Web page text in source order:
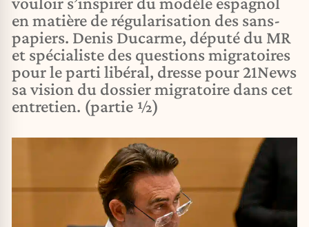
en matière de régularisation des sans-
papiers. Denis Ducarme, député du MR
et spécialiste des questions migratoires
pour le parti libéral, dresse pour 21News
sa vision du dossier migratoire dans cet
entretien. (partie ½)